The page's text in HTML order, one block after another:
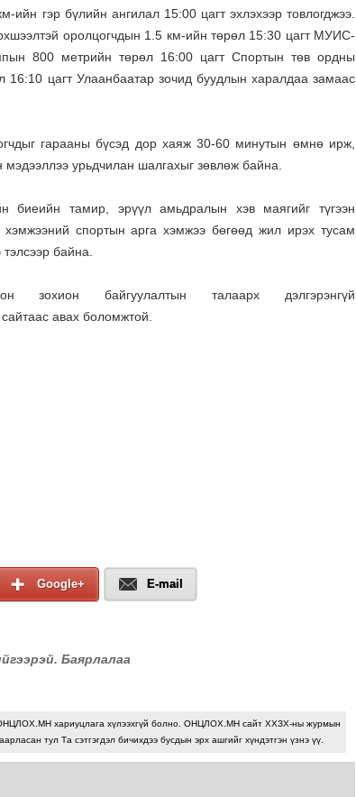
гэр бүлийн ангилал 15:00 цагт эхлэхээр товлогджээ.
оролцогчдын 1.5 км-ийн төрөл 15:30 цагт МУИС-
800 метрийн төрөл 16:00 цагт Спортын төв ордны
цагт Улаанбаатар зочид буудлын харалдаа замаас
гарааны бүсэд дор хаяж 30-60 минутын өмнө ирж,
урьдчилан шалгахыг зөвлөж байна.
биеийн тамир, эрүүл амьдралын хэв маягийг түгээн
хэмжээний спортын арга хэмжээ бөгөөд жил ирэх тусам
байна.
байгуулалтын талаарх дэлгэрэнгүй
сайтаас авах боломжтой.
Google+ E-mail
Баярлалаа
хариуцлага хүлээхгүй болно. ОНЦЛОХ.МН сайт ХХЗХ-ны журмын
тул Та сэтгэгдэл бичихдээ бусдын эрх ашгийг хүндэтгэн үзнэ үү.